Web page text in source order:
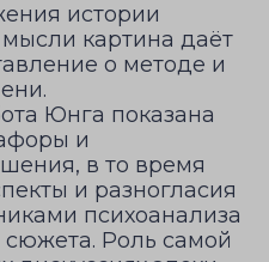
истории
картина даёт
о методе и
Юнга показана
и
в то время
и разногласия
психоанализа
Роль самой